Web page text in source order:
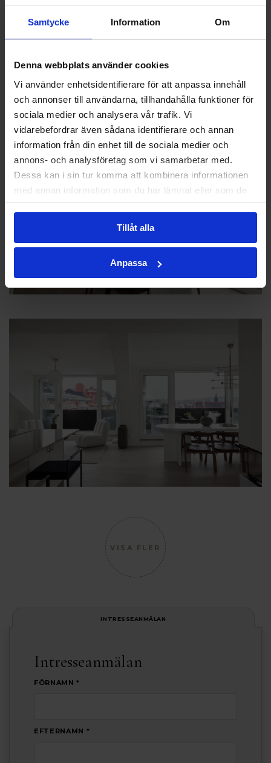
Samtycke Information Om
Denna webbplats använder cookies
Vi använder enhetsidentifierare för att anpassa innehåll
och annonser till användarna, tillhandahålla funktioner för
sociala medier och analysera vår trafik. Vi
vidarebefordrar även sådana identifierare och annan
information från din enhet till de sociala medier och
annons- och analysföretag som vi samarbetar med.
Dessa kan i sin tur komma att kombinera informationen
med annan information som du har lämnat eller som de
har samlat in när du har använt deras tjänster.
Tillåt alla
Anpassa
VISA FLER
INTRESSEANMÄLAN
Intresseanmälan
FÖRNAMN *
EFTERNAMN *